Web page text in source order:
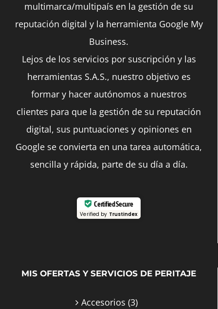
multimarca/multipaís en la gestión de su
reputación digital y la herramienta Google My
Business.
Lejos de los servicios por suscripción y las
herramientas S.A.S., nuestro objetivo es
formar y hacer autónomos a nuestros
clientes para que la gestión de su reputación
digital, sus puntuaciones y opiniones en
Google se convierta en una tarea automática,
sencilla y rápida, parte de su día a día.
Certified Secure
Verified by Trustindex
MIS OFERTAS Y SERVICIOS DE PERITAJE
Accesorios (3)